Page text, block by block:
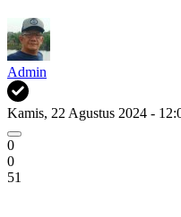
Admin
Kamis, 22 Agustus 2024 -
0
0
51